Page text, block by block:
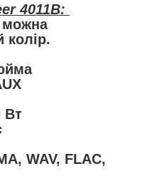
4011B:
можна
колір.
Вт
WAV, FLAC,